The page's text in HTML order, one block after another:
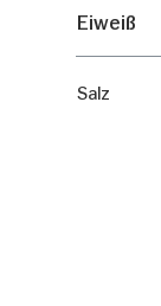
Eiweiß
Salz